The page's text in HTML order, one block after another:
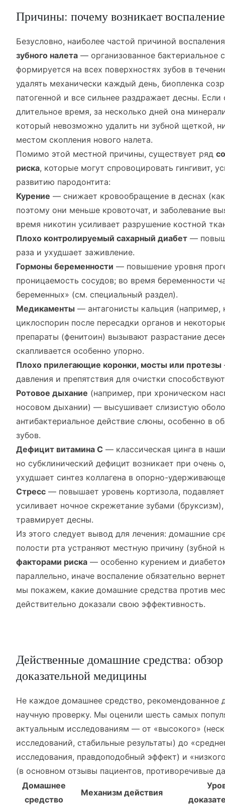
Причины: почему возникает
Безусловно, наиболее частой причиной
зубного налета — организованное бактериальное
формируется на всех поверхностях зубов в
удалять механически каждый день, биопленка
патогенной и все сильнее раздражает десны. Если
длительное время, за несколько дней она
который невозможно удалить ни зубной щеткой,
местом скопления нового налета.
Помимо этой местной причины, существует ряд
риска, которые могут спровоцировать гингивит,
развитию пародонтита:
Курение — снижает кровообращение в деснах
поэтому они меньше кровоточат, и заболевание
время никотин усиливает разрушение костной
Плохо контролируемый сахарный диабет —
раза и ухудшает заживление.
Гормоны беременности — повышение уровня
проницаемость сосудов; во время беременности
беременных» (см. специальный раздел).
Медикаменты — антагонисты кальция (например,
циклоспорин после пересадки органов и
препараты (фенитоин) вызывают разрастание
скапливается особенно упорно.
Плохо прилегающие коронки, мосты или протезы
давления и препятствия для очистки
Ротовое дыхание (например, при хроническом
носовом дыхании) — высушивает слизистую
антибактериальное действие слюны, особенно в
зубов.
Дефицит витамина С — классическая цинга в
но субклинический дефицит возникает при очень
ухудшает синтез коллагена в опорно-
Стресс — повышает уровень кортизола,
усиливает ночное скрежетание зубами
травмирует десны.
Из этого следует вывод для лечения: домашние
полости рта устраняют местную причину (зубной
факторами риска — особенно курением и
параллельно, иначе воспаление обязательно
мы покажем, какие домашние средства против
действительно доказали свою эффективность.
Действенные домашние средства:
доказательной медицины
Не каждое домашнее средство, рекомендованное
научную проверку. Мы оценили шесть самых
актуальным исследованиям — от «высокого»
исследований, стабильные результаты) до
исследования, правдоподобный эффект) и
(в основном отзывы пациентов, противоречивые
Домашнее
средство
Механизм действия